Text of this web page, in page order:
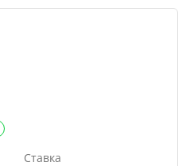
Ставка